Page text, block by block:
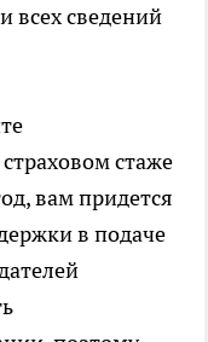
всех сведений
стаже
вам придется
в подаче